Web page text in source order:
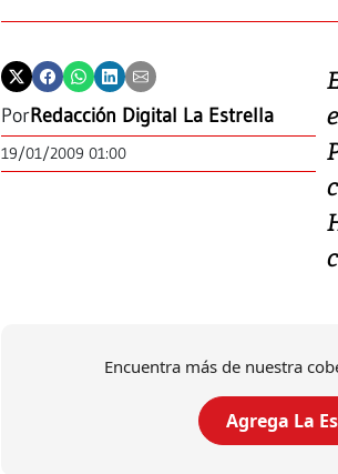
PorRedacción Digital La Estrella
19/01/2009 01:00
Encuentra más de nuestra
Agrega La